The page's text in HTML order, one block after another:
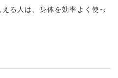
る人は、身体を効率よく使っ